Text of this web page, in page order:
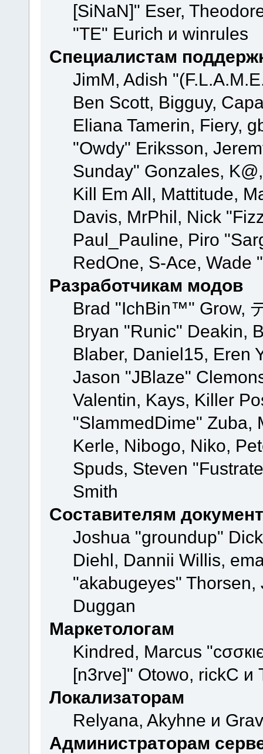
[SiNaN]" Eser,
"TE" Eurich и winrules
Специалистам
JimM, Adish
Ben Scott, Bigguy,
Eliana Tamerin, Fiery,
"Owdy" Eriksson,
Sunday" Gonzales,
Kill Em All, Mattitude,
Davis, MrPhil, Nick
Paul_Pauline, Piro
RedOne, S-Ace,
Разработчикам модов
Brad "IchBin™" Grow,
Bryan "Runic" Deakin,
Blaber, Daniel15, Eren
Jason "JBlaze"
Valentin, Kays, Killer
"SlammedDime" Zuba,
Kerle, Nibogo, Niko,
Spuds, Steven
Smith
Составителям
Joshua "groundup"
Diehl, Dannii Willis,
"akabugeyes"
Duggan
Маркетологам
Kindred, Marcus
[n3rve]" Otowo, rickC и
Локализаторам
Relyana, Akyhne и
Администраторам